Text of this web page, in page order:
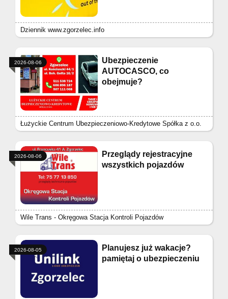
Dziennik www.zgorzelec.info
Ubezpieczenie
AUTOCASCO, co
obejmuje?
Łużyckie Centrum Ubezpieczeniowo-Kredytowe Spółka z o.o.
2026-08-06
Przeglądy rejestracyjne
wszystkich pojazdów
Wile Trans - Okręgowa Stacja Kontroli Pojazdów
2026-08-06
Planujesz już wakacje?
pamiętaj o ubezpieczeniu
2026-08-05